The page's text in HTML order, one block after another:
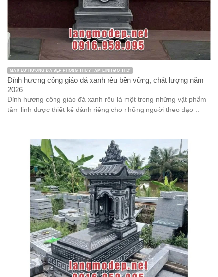
Mộ tam cấp đá
Mộ tháp đá
mộ tổ bằng đá
mộ đá an táng 1 lần
Mộ đá ba mái
Mộ đá hai mái
Mộ đá hình bát giác
Mộ đá hoa cương
Mộ đá không mái
Mộ đá liền kề
Mộ đá lục lăng
Mộ đá mái vòm
Mộ đá một mái